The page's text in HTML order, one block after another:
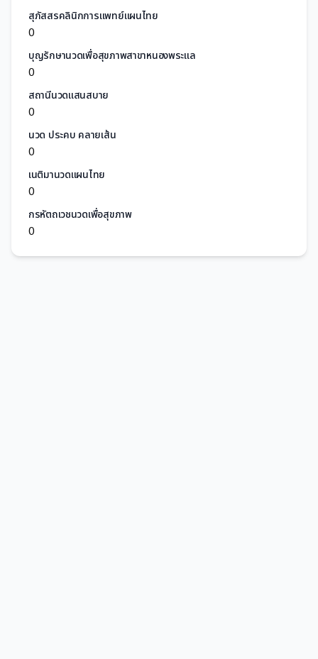
สุภัสสรคลินิกการแพทย์แผนไทย
0
บุญรักษานวดเพื่อสุขภาพสาขาหนองพระแล
0
สถานีนวดแสนสบาย
0
นวด ประคบ คลายเส้น
0
เนติมานวดแผนไทย
0
กรหัตถเวชนวดเพื่อสุขภาพ
0